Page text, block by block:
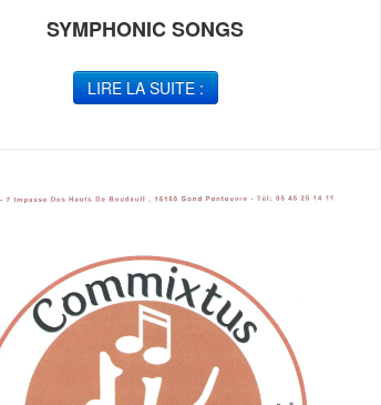
SYMPHONIC SONGS
LIRE LA SUITE :